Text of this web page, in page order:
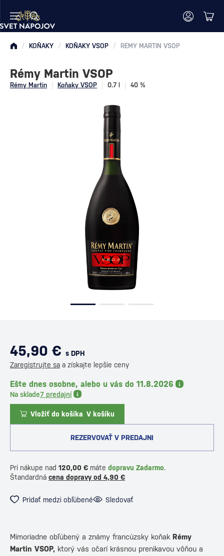
/ KOŇAKY / KOŇAKY VSOP / RÉMY MARTIN VSOP
Rémy Martin Koňaky VSOP 0.7 l 40 %
Rémy Martin VSOP
45,90 € s DPH
Zaregistrujte sa a získajte lepšie ceny
Ešte dnes osobne, alebo u vás do 11.8.2026
Na sklade7 predajní
Vložiť do košíka V košíku
REZERVOVAŤ V PREDAJNI
Pri nákupe nad 120,00 € máte dopravu Zadarmo.
Štandardná cena dopravy od 4,90 €
Pridať medzi obľúbené Sledovať
Mimoriadne obľúbený a známy francúzsky koňak Rémy
Martin VSOP, ktorý vás očarí krásnou prenikavou vôňou a